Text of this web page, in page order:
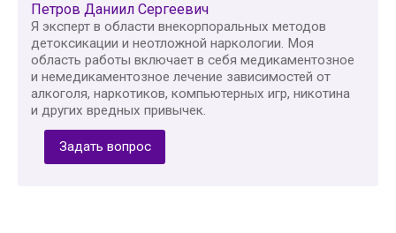
Петров Даниил Сергеевич
Я эксперт в области внекорпоральных методов
детоксикации и неотложной наркологии. Моя
область работы включает в себя медикаментозное
и немедикаментозное лечение зависимостей от
алкоголя, наркотиков, компьютерных игр, никотина
и других вредных привычек.
Задать вопрос